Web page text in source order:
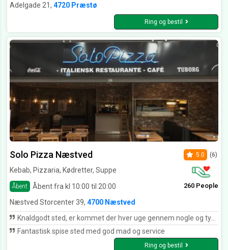
Adelgade 21, 4720 Præstø
Ring og bestil
Solo Pizza Næstved
Kebab, Pizzaria, Kødretter, Suppe
Åbent Åbent fra kl 10:00 til 20:00
5.0 (6)
260 People
Næstved Storcenter 39, 4700 Næstved
Knaldgodt sted, er kommet der hver uge gennem nogle og tyve år.. Kan stærkt anbefales. Altid perfekt og venlig betjening.
Fantastisk spise sted med god mad og service
Ring og bestil